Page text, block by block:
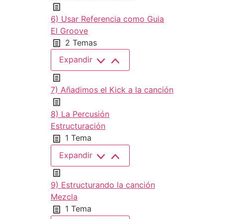
6) Usar Referencia como Guia
El Groove
2 Temas
Expandir
7) Añadimos el Kick a la canción
8) La Percusión
Estructuración
1 Tema
Expandir
9) Estructurando la canción
Mezcla
1 Tema